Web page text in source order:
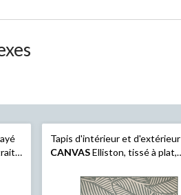
Tapis d'intérieur et d'extérieur
CANVASElliston, tissé à plat,